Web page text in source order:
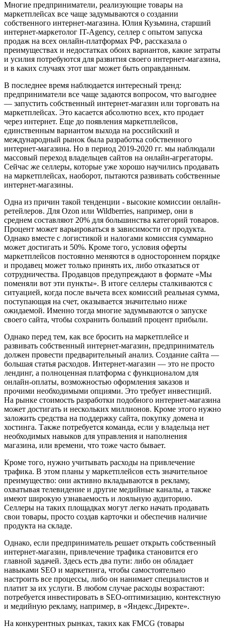
Многие предприниматели, реализующие товары на
маркетплейсах все чаще задумываются о создании
собственного интернет-магазина. Юлия Кузьмина, старший
интернет-маркетолог IT-Agency, селлер с опытом запуска
продаж на всех онлайн-платформах РФ, рассказала о
преимуществах и недостатках обоих вариантов, какие затраты
и усилия потребуются для развития своего интернет-магазина,
и в каких случаях этот шаг может быть оправданным.
В последнее время наблюдается интересный тренд:
предприниматели все чаще задаются вопросом, что выгоднее
— запустить собственный интернет-магазин или торговать на
маркетплейсах. Это касается абсолютно всех, кто продает
через интернет. Еще до появления маркетплейсов,
единственным вариантом выхода на российский и
международный рынок была разработка собственного
интернет-магазина. Но в период 2019-2020 гг. мы наблюдали
массовый переход владельцев сайтов на онлайн-агрегаторы.
Сейчас же селлеры, которые уже хорошо научились продавать
на маркетплейсах, наоборот, пытаются развивать собственные
интернет-магазины.
Одна из причин такой тенденции - высокие комиссии онлайн-
ретейлеров. Для Ozon или Wildberries, например, они в
среднем составляют 20% для большинства категорий товаров.
Процент может варьироваться в зависимости от продукта.
Однако вместе с логистикой и налогами комиссия суммарно
может достигать и 50%. Кроме того, условия оферты
маркетплейсов постоянно меняются в одностороннем порядке
и продавец может только принять их, либо отказаться от
сотрудничества. Продавцов предупреждают в формате «Мы
поменяли вот эти пункты». В итоге селлеры сталкиваются с
ситуацией, когда после вычета всех комиссий реальная сумма,
поступающая на счет, оказывается значительно ниже
ожидаемой. Именно тогда многие задумываются о запуске
своего сайта, чтобы сохранить больший процент прибыли.
Однако перед тем, как все бросить на маркетплейсе и
развивать собственный интернет-магазин, предприниматель
должен провести предварительный анализ. Создание сайта —
большая статья расходов. Интернет-магазин — это не просто
лендинг, а полноценная платформа с функционалом для
онлайн-оплаты, возможностью оформления заказов и
прочими необходимыми опциями. Это требует инвестиций.
На рынке стоимость разработки подобного интернет-магазина
может достигать и нескольких миллионов. Кроме этого нужно
заложить средства на поддержку сайта, покупку домена и
хостинга. Также потребуется команда, если у владельца нет
необходимых навыков для управления и наполнения
магазина, или времени, что тоже часто бывает.
Кроме того, нужно учитывать расходы на привлечение
трафика. В этом планы у маркетплейсов есть значительное
преимущество: они активно вкладываются в рекламу,
охватывая телевидение и другие медийные каналы, а также
имеют широкую узнаваемость и лояльную аудиторию.
Селлеры на таких площадках могут легко начать продавать
свои товары, просто создав карточки и обеспечив наличие
продукта на складе.
Однако, если предприниматель решает открыть собственный
интернет-магазин, привлечение трафика становится его
главной задачей. Здесь есть два пути: либо он обладает
навыками SEO и маркетинга, чтобы самостоятельно
настроить все процессы, либо он нанимает специалистов и
платит за их услуги. В любом случае расходы возрастают:
потребуется инвестировать в SEO-оптимизацию, контекстную
и медийную рекламу, например, в «Яндекс.Директе».
На конкурентных рынках, таких как FMCG (товары